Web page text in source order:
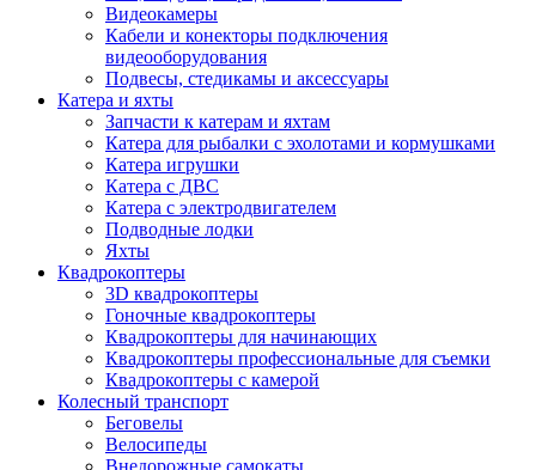
Видеокамеры
Кабели и конекторы подключения
видеооборудования
Подвесы, стедикамы и аксессуары
Катера и яхты
Запчасти к катерам и яхтам
Катера для рыбалки с эхолотами и кормушками
Катера игрушки
Катера с ДВС
Катера с электродвигателем
Подводные лодки
Яхты
Квадрокоптеры
3D квадрокоптеры
Гоночные квадрокоптеры
Квадрокоптеры для начинающих
Квадрокоптеры профессиональные для съемки
Квадрокоптеры с камерой
Колесный транспорт
Беговелы
Велосипеды
Внедорожные самокаты